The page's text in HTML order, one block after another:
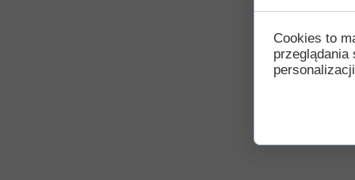
Cookies to
przeglądania